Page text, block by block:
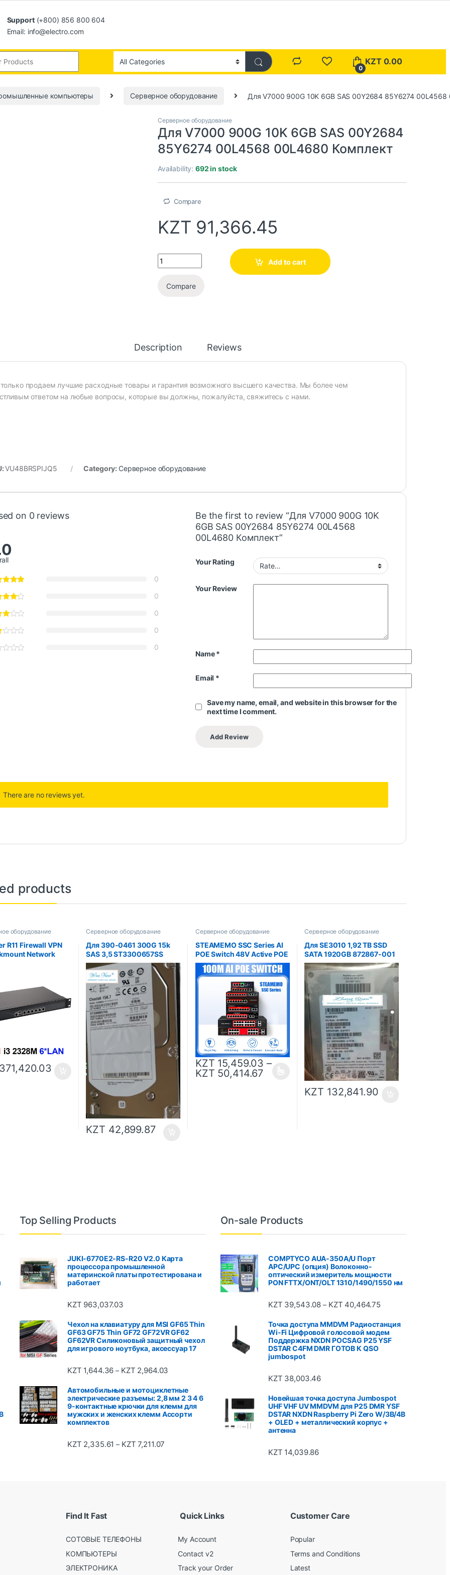
Support(+800) 856 800 604
Email: info@electro.com
0
KZT 0.00
компьютеры Серверное оборудование Для V7000 900G 10K 6GB SAS 00Y2684 85Y6274
Серверное оборудование
Для V7000 900G 10K 6GB SAS 00Y2684
85Y6274 00L4568 00L4680 Комплект
Availability:692 in stock
Compare
KZT 91,366.45
Add to cart
Compare
Description Reviews
продаем лучшие расходные товары и гарантия возможного высшего качества. Мы более чем
ответом на любые вопросы, которые вы должны, пожалуйста, свяжитесь с нами.
VU48BRSPIJQ5 Category: Серверное оборудование
on 0 reviews
0
0
0
0
0
Be the first to review “Для V7000 900G 10K
6GB SAS 00Y2684 85Y6274 00L4568
00L4680 Комплект”
Your Rating
Your Review
Name*
Email *
Save my name, email, and website in this browser for the
next time I comment.
There are no reviews yet.
products
оборудование
R11 Firewall VPN
Network
Серверное оборудование
Для 390-0461 300G 15k
SAS 3,5 ST3300657SS
KZT 42,899.87
Серверное оборудование
STEAMEMO SSC Series AI
POE Switch 48V Active POE
Сетевой коммутатор 90
Вт Источник питания
Ethernet 10/100 Мбит/с
для IP-камеры
Беспроводная точка
KZT 15,459.03 –
KZT 50,414.67
Серверное оборудование
Для SE3010 1,92 TB SSD
SATA 1920GB 872867-001
SE3010STD 1,92 T
KZT 132,841.90
Top Selling Products
JUKI-6770E2-RS-R20 V2.0 Карта
процессора промышленной
материнской платы протестирована и
работает
KZT 963,037.03
Чехол на клавиатуру для MSI GF65 Thin
GF63 GF75 Thin GF72 GF72VR GF62
GF62VR Силиконовый защитный чехол
для игрового ноутбука, аксессуар 17
KZT 1,644.36 – KZT 2,964.03
Автомобильные и мотоциклетные
электрические разъемы: 2,8 мм 2 3 4 6
9-контактные крючки для клемм для
мужских и женских клемм Ассорти
комплектов
KZT 2,335.61 – KZT 7,211.07
On-sale Products
COMPTYCO AUA-350A/U Порт
APC/UPC (опция) Волоконно-
оптический измеритель мощности
PON FTTX/ONT/OLT 1310/1490/1550 нм
KZT 39,543.08 – KZT 40,464.75
Точка доступа MMDVM Радиостанция
Wi-Fi Цифровой голосовой модем
Поддержка NXDN POCSAG P25 YSF
DSTAR C4FM DMR ГОТОВ К QSO
jumbospot
KZT 38,003.46
Новейшая точка доступа Jumbospot
UHF VHF UV MMDVM для P25 DMR YSF
DSTAR NXDN Raspberry Pi Zero W/3B/4B
+ OLED + металлический корпус +
антенна
KZT 14,039.86
Find It Fast
СОТОВЫЕ ТЕЛЕФОНЫ
КОМПЬЮТЕРЫ
ЭЛЕКТРОНИКА
Quick Links
My Account
Contact v2
Track your Order
Customer Care
Popular
Terms and Conditions
Latest